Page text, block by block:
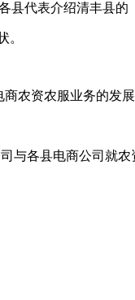
县代表介绍清丰县的
。
农资农服业务的发展
各县电商公司就农